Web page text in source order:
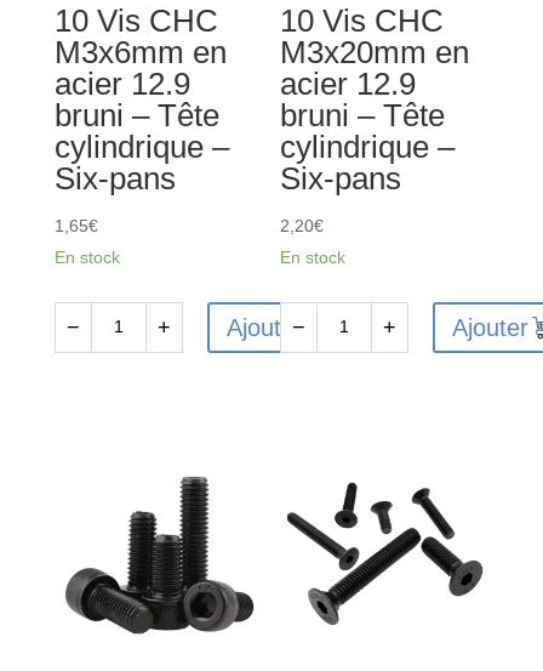
Tête
fraisée
-
Six-
pans
Tête
cylindrique
-
Six-
pans
10 Vis CHC
M3x6mm en
acier 12.9
bruni – Tête
cylindrique –
Six-pans
1,65€
En stock
12.9
bruni
− + Ajouter
10 Vis CHC
M3x20mm en
acier 12.9
bruni – Tête
cylindrique –
Six-pans
2,20€
En stock
M3x20mm
en
12.9
− + Ajouter